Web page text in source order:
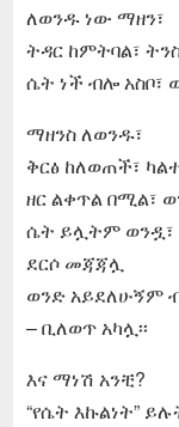
ለወንዱ ነው ማዘን፣
ትዳር ከምትባል፣
ሴት ነች ብሎ አስቦ፣
ማዘንስ ለወንዱ፣
ቅርፅ ከለወጠች፣
ዘር ልቀጥል በሚል፣
ሴት ይሏትም ወንዷ፣
ደርሶ መጃጃሏ
ወንድ አይደለሁኝም
– ቢለወጥ አካሏ፡፡
እና ማነሽ አንቺ?
“የሴት እኩልነት”